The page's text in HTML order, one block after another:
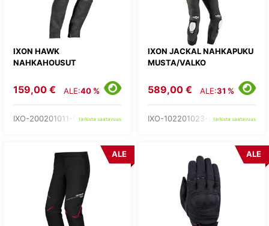
IXON HAWK
NAHKAHOUSUT
159,00 € ALE:40 %
IXO-200201011-01-tarkista saatavuus
IXON JACKAL NAHKAPUKU
MUSTA/VALKO
589,00 € ALE:31 %
IXO-102201023-01-tarkista saatavuus
ALE ALE